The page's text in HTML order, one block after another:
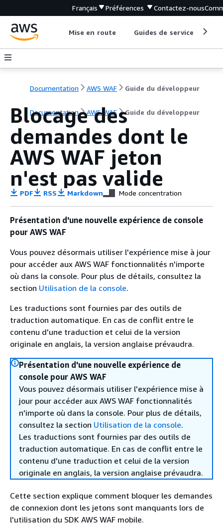
Français Préférences Contactez-nous
Mise en route Guides de service
Documentation AWS WAF Guide du développeur
Documentation AWS WAF Guide du développeur
Blocage des
demandes dont le
AWS WAF jeton
n'est pas valide
PDF RSS Markdown Mode concentration
Présentation d'une nouvelle expérience de console
pour AWS WAF
Vous pouvez désormais utiliser l'expérience mise à jour
pour accéder aux AWS WAF fonctionnalités n'importe
où dans la console. Pour plus de détails, consultez la
section Utilisation de la console.
Les traductions sont fournies par des outils de
traduction automatique. En cas de conflit entre le
contenu d'une traduction et celui de la version
originale en anglais, la version anglaise prévaudra.
Présentation d'une nouvelle expérience de
console pour AWS WAF
Vous pouvez désormais utiliser l'expérience mise à
jour pour accéder aux AWS WAF fonctionnalités
n'importe où dans la console. Pour plus de détails,
consultez la section Utilisation de la console.
Les traductions sont fournies par des outils de
traduction automatique. En cas de conflit entre le
contenu d'une traduction et celui de la version
originale en anglais, la version anglaise prévaudra.
Cette section explique comment bloquer les demandes
de connexion dont les jetons sont manquants lors de
l'utilisation du SDK AWS WAF mobile.